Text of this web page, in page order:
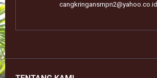
cangkringansmpn2@yahoo.co.id